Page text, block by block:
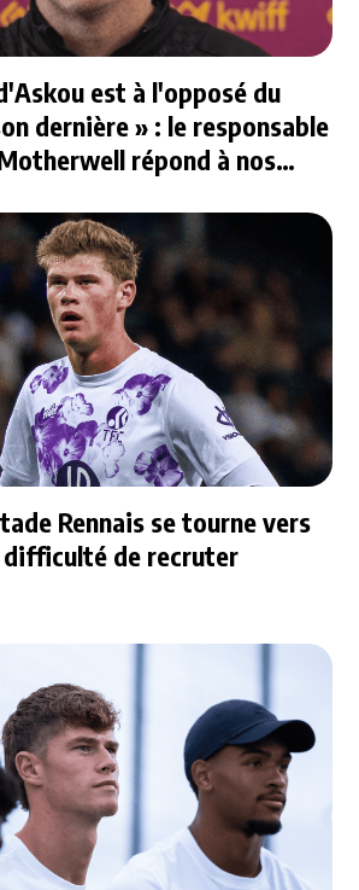
est à l'opposé du
dernière » : le responsable
répond à nos
Rennais se tourne vers
difficulté de recruter